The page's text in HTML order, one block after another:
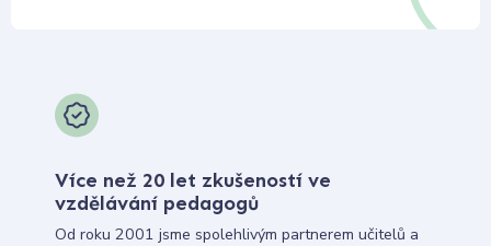
Více než 20 let zkušeností ve
vzdělávání pedagogů
Od roku 2001 jsme spolehlivým partnerem učitelů a